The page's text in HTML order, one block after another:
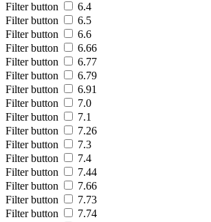
Filter button
6.4
Filter button
6.5
Filter button
6.6
Filter button
6.66
Filter button
6.77
Filter button
6.79
Filter button
6.91
Filter button
7.0
Filter button
7.1
Filter button
7.26
Filter button
7.3
Filter button
7.4
Filter button
7.44
Filter button
7.66
Filter button
7.73
Filter button
7.74